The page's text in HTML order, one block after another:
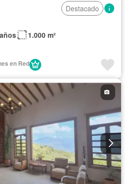
Destacado
1.000 m²
en Red